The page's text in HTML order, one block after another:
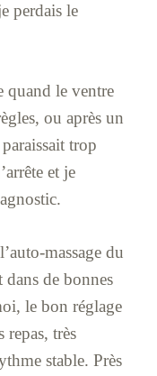
perdais le
quand le ventre
ou après un
trop
et je
massage du
dans de bonnes
le bon réglage
repas, très
stable. Près